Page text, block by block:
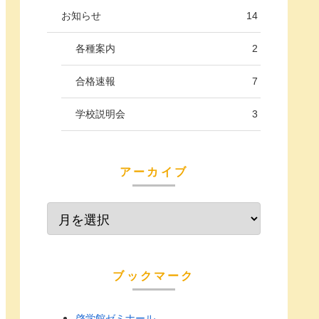
お知らせ 14
各種案内 2
合格速報 7
学校説明会 3
アーカイブ
ブックマーク